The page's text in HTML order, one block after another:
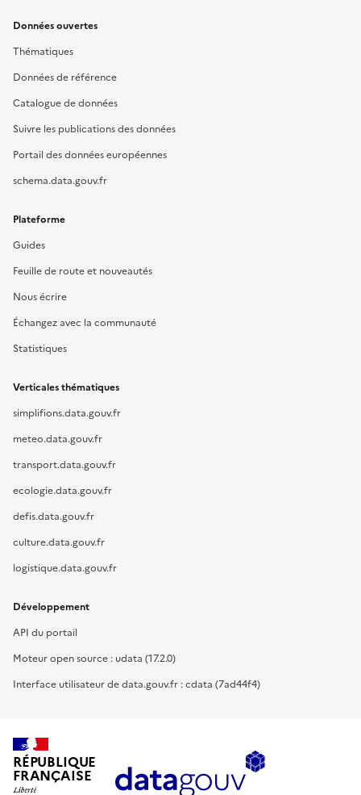
Données ouvertes
Thématiques
Données de référence
Catalogue de données
Suivre les publications des données
Portail des données européennes
schema.data.gouv.fr
Plateforme
Guides
Feuille de route et nouveautés
Nous écrire
Échangez avec la communauté
Statistiques
Verticales thématiques
simplifions.data.gouv.fr
meteo.data.gouv.fr
transport.data.gouv.fr
ecologie.data.gouv.fr
defis.data.gouv.fr
culture.data.gouv.fr
logistique.data.gouv.fr
Développement
API du portail
Moteur open source : udata (17.2.0)
Interface utilisateur de data.gouv.fr : cdata (7ad44f4)
RÉPUBLIQUE
FRANÇAISE